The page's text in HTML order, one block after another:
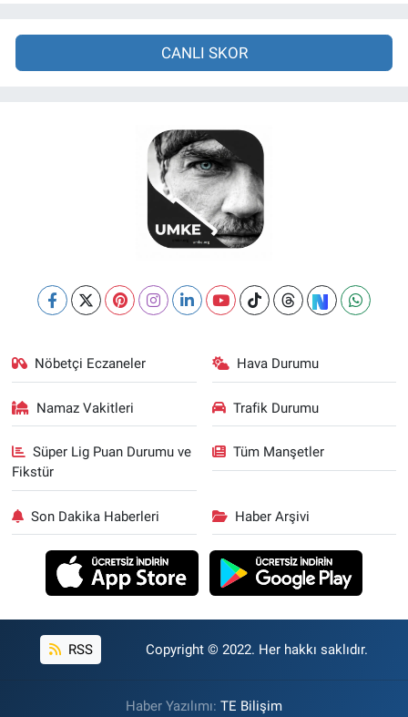
CANLI SKOR
Nöbetçi Eczaneler Hava Durumu
Namaz Vakitleri Trafik Durumu
Süper Lig Puan Durumu ve
Fikstür
Tüm Manşetler
Son Dakika Haberleri Haber Arşivi
RSS Copyright © 2022. Her hakkı saklıdır.
Haber Yazılımı: TE Bilişim